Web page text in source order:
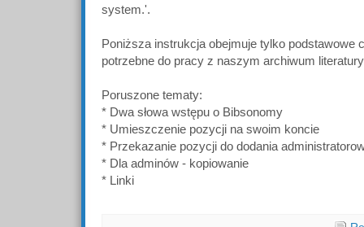
system.'.
Poniższa instrukcja obejmuje tylko podstawowe
potrzebne do pracy z naszym archiwum
Poruszone tematy:
* Dwa słowa wstępu o Bibsonomy
* Umieszczenie pozycji na swoim koncie
* Przekazanie pozycji do dodania
* Dla adminów - kopiowanie
* Linki